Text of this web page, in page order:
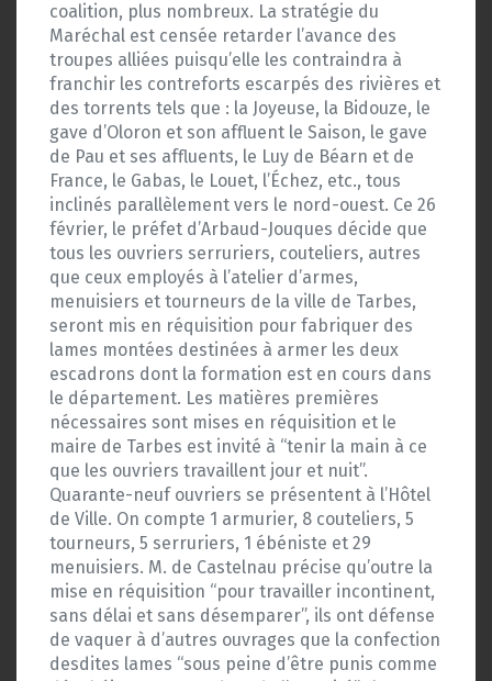
coalition, plus nombreux. La stratégie du
Maréchal est censée retarder l’avance des
troupes alliées puisqu’elle les contraindra à
franchir les contreforts escarpés des rivières et
des torrents tels que : la Joyeuse, la Bidouze, le
gave d’Oloron et son affluent le Saison, le gave
de Pau et ses affluents, le Luy de Béarn et de
France, le Gabas, le Louet, l’Échez, etc., tous
inclinés parallèlement vers le nord-ouest. Ce 26
février, le préfet d’Arbaud-Jouques décide que
tous les ouvriers serruriers, couteliers, autres
que ceux employés à l’atelier d’armes,
menuisiers et tourneurs de la ville de Tarbes,
seront mis en réquisition pour fabriquer des
lames montées destinées à armer les deux
escadrons dont la formation est en cours dans
le département. Les matières premières
nécessaires sont mises en réquisition et le
maire de Tarbes est invité à “tenir la main à ce
que les ouvriers travaillent jour et nuit”.
Quarante-neuf ouvriers se présentent à l’Hôtel
de Ville. On compte 1 armurier, 8 couteliers, 5
tourneurs, 5 serruriers, 1 ébéniste et 29
menuisiers. M. de Castelnau précise qu’outre la
mise en réquisition “pour travailler incontinent,
sans délai et sans désemparer”, ils ont défense
de vaquer à d’autres ouvrages que la confection
desdites lames “sous peine d’être punis comme